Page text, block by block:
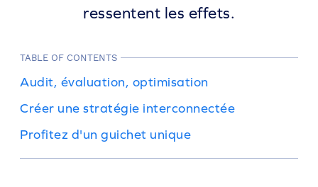
ressentent les effets.
TABLE OF CONTENTS
Audit, évaluation, optimisation
Créer une stratégie interconnectée
Profitez d'un guichet unique